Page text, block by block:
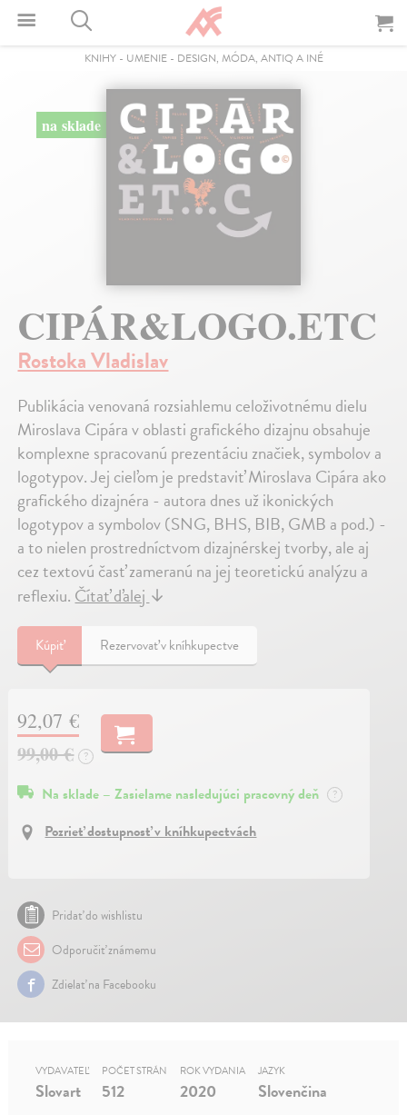
KNIHY- UMENIE- DESIGN, MÓDA, ANTIQ A INÉ
na sklade
CIPÁR&LOGO.ETC
Rostoka Vladislav
Publikácia venovaná rozsiahlemu celoživotnému dielu
Miroslava Cipára v oblasti grafického dizajnu obsahuje
komplexne spracovanú prezentáciu značiek, symbolov a
logotypov. Jej cieľom je predstaviť Miroslava Cipára ako
grafického dizajnéra - autora dnes už ikonických
logotypov a symbolov (SNG, BHS, BIB, GMB a pod.) -
a to nielen prostredníctvom dizajnérskej tvorby, ale aj
cez textovú časť zameranú na jej teoretickú analýzu a
reflexiu. Čítať ďalej ↓
Kúpiť Rezervovať v kníhkupectve
92,07 €
99,00 €
?
Na sklade – Zasielame nasledujúci pracovný deň ?
Pozrieť dostupnosť v kníhkupectvách
Pridať do wishlistu
Odporučiť známemu
Zdielať na Facebooku
VYDAVATEĽ
Slovart
POČET STRÁN
512
ROK VYDANIA
2020
JAZYK
Slovenčina